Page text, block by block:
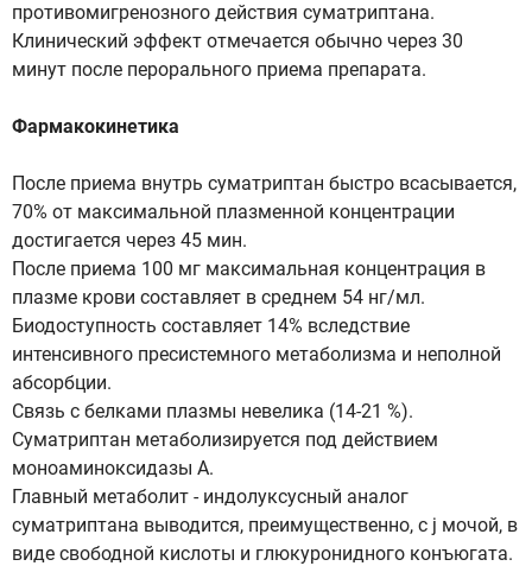
противомигренозного действия суматриптана.
Клинический эффект отмечается обычно через 30
минут после перорального приема препарата.
Фармакокинетика
После приема внутрь суматриптан быстро всасывается,
70% от максимальной плазменной концентрации
достигается через 45 мин.
После приема 100 мг максимальная концентрация в
плазме крови составляет в среднем 54 нг/мл.
Биодоступность составляет 14% вследствие
интенсивного пресистемного метаболизма и неполной
абсорбции.
Связь с белками плазмы невелика (14-21 %).
Суматриптан метаболизируется под действием
моноаминоксидазы А.
Главный метаболит - индолуксусный аналог
суматриптана выводится, преимущественно, с j мочой, в
виде свободной кислоты и глюкуронидного конъюгата.